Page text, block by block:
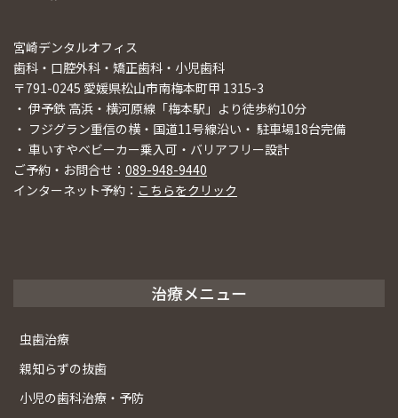
宮崎デンタルオフィス
歯科・口腔外科・矯正歯科・小児歯科
〒791-0245 愛媛県松山市南梅本町甲 1315-3
・ 伊予鉄 高浜・横河原線「梅本駅」より徒歩約10分
・ フジグラン重信の横・国道11号線沿い・ 駐車場18台完備
・ 車いすやベビーカー乗入可・バリアフリー設計
ご予約・お問合せ： 089-948-9440
インターネット予約： こちらをクリック
治療メニュー
虫歯治療
親知らずの抜歯
小児の歯科治療・予防